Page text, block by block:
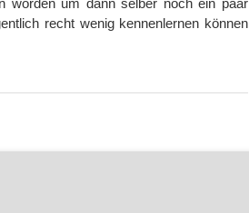
worden um dann selber noch ein paar
recht wenig kennenlernen können